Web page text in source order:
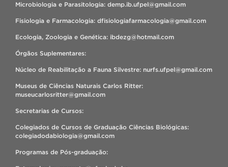
Microbiologia e Parasitologia: demp.ib.ufpel@gmail.com
Fisiologia e Farmacologia: dfisiologiafarmacologia@gmail.com
Ecologia, Zoologia e Genética: ibdezg@hotmail.com
Órgãos Suplementares:
Núcleo de Reabilitação a Fauna Silvestre: nurfs.ufpel@gmail.com
Museus de Ciências Naturais Carlos Ritter:
museucarlosritter@gmail.com
Secretarias de Cursos:
Colegiados de Cursos de Graduação Ciências Biológicas:
colegiadodabiologia@gmail.com
Programas de Pós-graduação: